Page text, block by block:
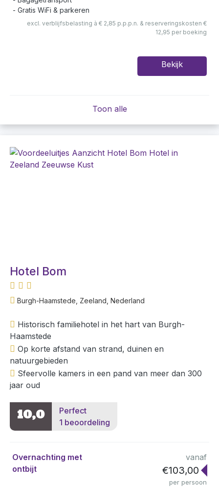
Gratis WiFi & parkeren
excl. verblijfsbelasting à € 2,85 p.p.p.n. & reserveringskosten €
12,95 per boeking
Bekijk
Toon alle
Hotel Bom
Burgh-Haamstede, Zeeland, Nederland
Historisch familiehotel in het hart van Burgh-
Haamstede
Op korte afstand van strand, duinen en
natuurgebieden
Sfeervolle kamers in een pand van meer dan 300
jaar oud
10,0
Perfect
1 beoordeling
Overnachting met
ontbijt
vanaf
€103,00
per persoon